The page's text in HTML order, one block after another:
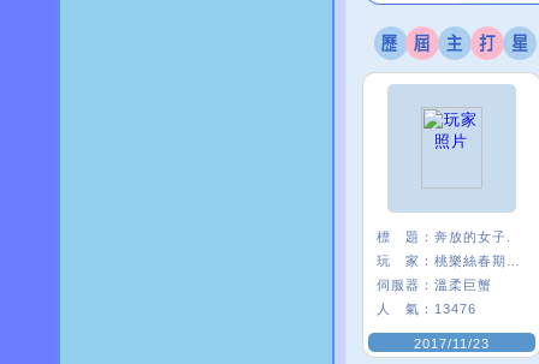
標 題： 奔放的女子.
玩 家：
伺服器： 溫柔巨蟹
人 氣： 13476
2017/11/23